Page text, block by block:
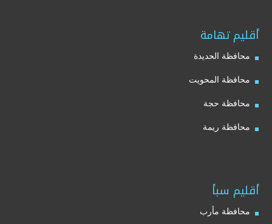
أقليم تهامة
محافظة الحديدة
محافظة المحويت
محافظة حجة
محافظة ريمة
أقليم سبأ
محافظة مأرب